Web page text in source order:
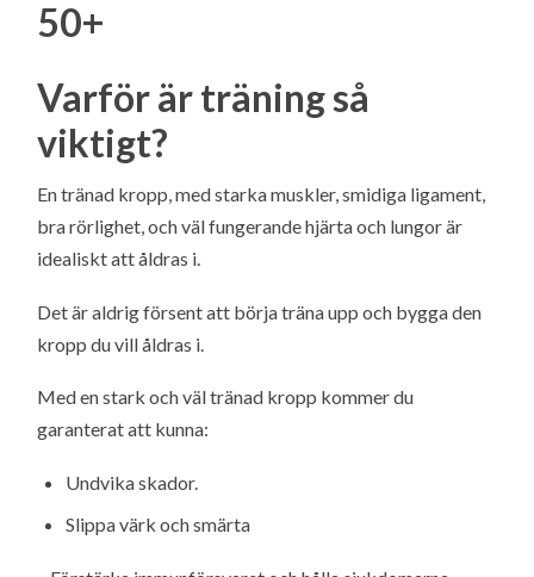
50+
Varför är träning så
viktigt?
En tränad kropp, med starka muskler, smidiga ligament,
bra rörlighet, och väl fungerande hjärta och lungor är
idealiskt att åldras i.
Det är aldrig försent att börja träna upp och bygga den
kropp du vill åldras i.
Med en stark och väl tränad kropp kommer du
garanterat att kunna:
Undvika skador.
Slippa värk och smärta